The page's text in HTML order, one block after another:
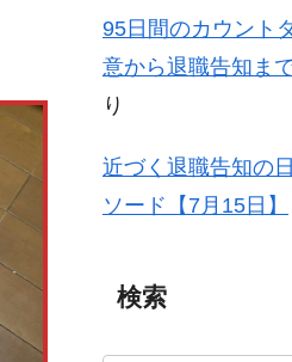
95日間のカウント
意から退職告知ま
り
近づく退職告知の
ソード【7月15日】
検索